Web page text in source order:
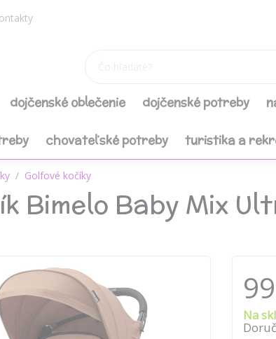
dojčenské oblečenie dojčenské potreby
chovateľské potreby turistika a
Golfové kočíky
Bimelo Baby Mix
Na